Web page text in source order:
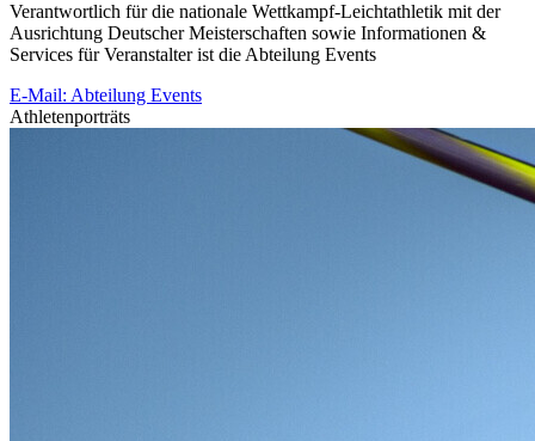
Verantwortlich für die nationale Wettkampf-Leichtathletik mit der
Ausrichtung Deutscher Meisterschaften sowie Informationen &
Services für Veranstalter ist die Abteilung Events
E-Mail: Abteilung Events
Athletenporträts